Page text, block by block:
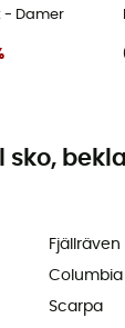
- Damer
sko,
Fjällräven
Columbia
Scarpa